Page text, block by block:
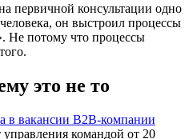
первичной консультации одно
он выстроил процессы
Не потому что процессы
это не то
в вакансии B2B-компании
командой от 20